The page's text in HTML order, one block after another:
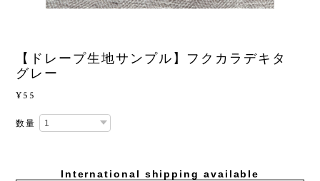
【ドレープ生地サンプル】フクカラデキタ
グレー
¥55
数量
International shipping available